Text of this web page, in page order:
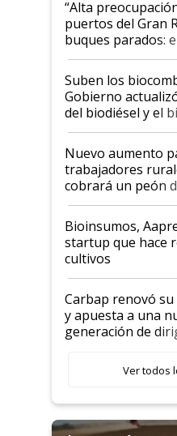
“Alta
puertos del Gran
buques parados:
funcionamiento
exportadoras en
la medida de
prácticos
Suben los
Gobierno
del biodiésel y el
Nuevo aumento
trabajadores
cobrará un peón
Bioinsumos,
startup que hace
cultivos
Carbap renovó su
y apuesta a una
generación de
Ver todos